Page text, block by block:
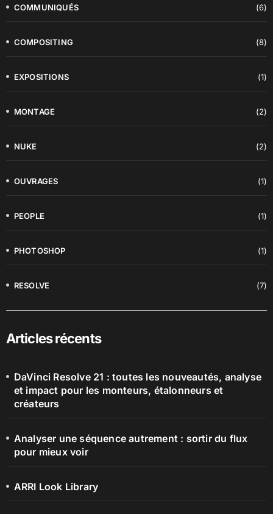
COMMUNIQUÉS (6)
COMPOSITING (8)
EXPOSITIONS (1)
MONTAGE (2)
NUKE (2)
OUVRAGES (1)
PEOPLE (1)
PHOTOSHOP (1)
RESOLVE (7)
Articles récents
DaVinci Resolve 21 : toutes les nouveautés, analyse
et impact pour les monteurs, étalonneurs et
créateurs
Analyser une séquence autrement : sortir du flux
pour mieux voir
ARRI Look Library